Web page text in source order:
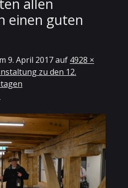
allen
einen guten
9. April 2017auf 4928 ×
zu den 12.